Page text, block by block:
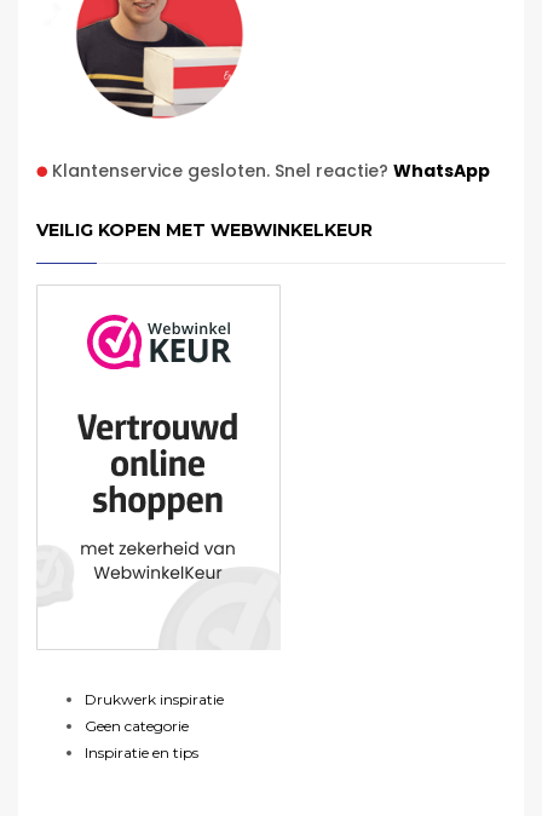
Klantenservice gesloten. Snel reactie? WhatsApp
VEILIG KOPEN MET WEBWINKELKEUR
Drukwerk inspiratie
Geen categorie
Inspiratie en tips